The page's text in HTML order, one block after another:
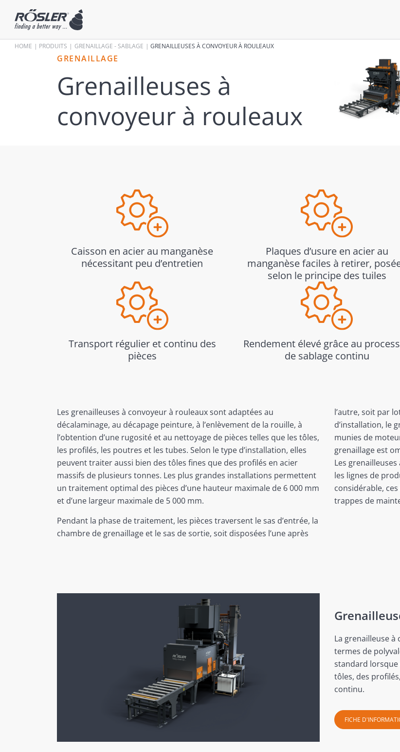
HOME PRODUITS GRENAILLAGE - SABLAGE GRENAILLEUSES À CONVOYEUR À ROULEAUX
GRENAILLAGE
Grenailleuses à
convoyeur à rouleaux
Caisson en acier au manganèse
nécessitant peu d’entretien
Plaques d’usure en acier au
manganèse faciles à retirer,
selon le principe des tuiles
Transport régulier et continu des
pièces
Rendement élevé grâce au
de sablage continu
Les grenailleuses à convoyeur à rouleaux sont adaptées au
décalaminage, au décapage peinture, à l’enlèvement de la rouille, à
l’obtention d’une rugosité et au nettoyage de pièces telles que les tôles,
les profilés, les poutres et les tubes. Selon le type d’installation, elles
peuvent traiter aussi bien des tôles fines que des profilés en acier
massifs de plusieurs tonnes. Les plus grandes installations permettent
un traitement optimal des pièces d’une hauteur maximale de 6 000 mm
et d’une largeur maximale de 5 000 mm.
Pendant la phase de traitement, les pièces traversent le sas d’entrée, la
chambre de grenaillage et le sas de sortie, soit disposées l’une après
l’autre, soit par
d’installation, le
munies de
grenaillage est
Les
les lignes de
considérable,
trappes de
La grenailleuse à
termes de
standard lorsque
tôles, des
continu.
FICHE